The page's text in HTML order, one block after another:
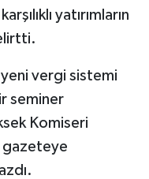
yatırımların
vergi sistemi
seminer
Komiseri
gazeteye